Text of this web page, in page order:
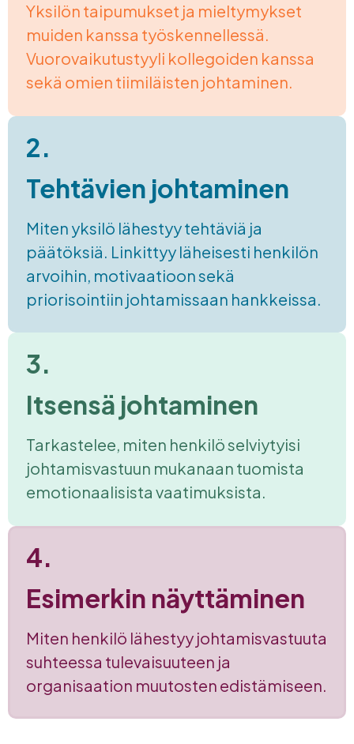
Yksilön taipumukset ja mieltymykset
muiden kanssa työskennellessä.
Vuorovaikutustyyli kollegoiden kanssa
sekä omien tiimiläisten johtaminen.
2.
Tehtävien johtaminen
Miten yksilö lähestyy tehtäviä ja
päätöksiä. Linkittyy läheisesti henkilön
arvoihin, motivaatioon sekä
priorisointiin johtamissaan hankkeissa.
3.
Itsensä johtaminen
Tarkastelee, miten henkilö selviytyisi
johtamisvastuun mukanaan tuomista
emotionaalisista vaatimuksista.
4.
Esimerkin näyttäminen
Miten henkilö lähestyy johtamisvastuuta
suhteessa tulevaisuuteen ja
organisaation muutosten edistämiseen.